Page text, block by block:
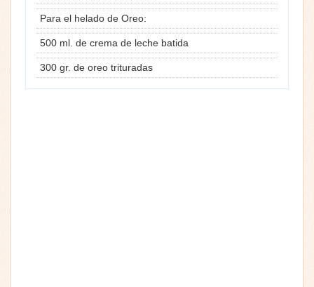
Para el helado de Oreo:
500 ml. de crema de leche batida
300 gr. de oreo trituradas